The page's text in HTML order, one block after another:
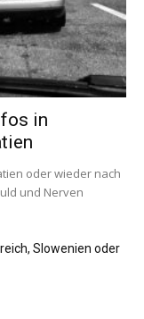
in
oder wieder nach
und Nerven
Slowenien oder